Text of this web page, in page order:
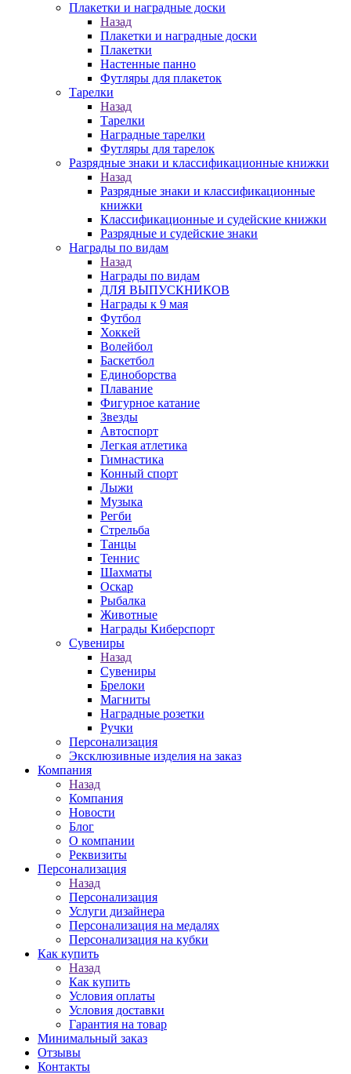
Плакетки и наградные доски
Назад
Плакетки и наградные доски
Плакетки
Настенные панно
Футляры для плакеток
Тарелки
Назад
Тарелки
Наградные тарелки
Футляры для тарелок
Разрядные знаки и классификационные книжки
Назад
Разрядные знаки и классификационные
книжки
Классификационные и судейские книжки
Разрядные и судейские знаки
Награды по видам
Назад
Награды по видам
ДЛЯ ВЫПУСКНИКОВ
Награды к 9 мая
Футбол
Хоккей
Волейбол
Баскетбол
Единоборства
Плавание
Фигурное катание
Звезды
Автоспорт
Легкая атлетика
Гимнастика
Конный спорт
Лыжи
Музыка
Регби
Стрельба
Танцы
Теннис
Шахматы
Оскар
Рыбалка
Животные
Награды Киберспорт
Сувениры
Назад
Сувениры
Брелоки
Магниты
Наградные розетки
Ручки
Персонализация
Эксклюзивные изделия на заказ
Компания
Назад
Компания
Новости
Блог
О компании
Реквизиты
Персонализация
Назад
Персонализация
Услуги дизайнера
Персонализация на медалях
Персонализация на кубки
Как купить
Назад
Как купить
Условия оплаты
Условия доставки
Гарантия на товар
Минимальный заказ
Отзывы
Контакты